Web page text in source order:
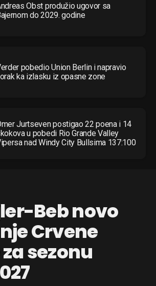
Obst produžio ugovor sa
do 2029. godine
pobedio Union Berlin i napravio
ka izlasku iz opasne zone
Jurtseven postigao 22 poena i 14
u pobedi Rio Grande Valley
nad Windy City Bullsima 137:100
Beb novo
Crvene
sezonu